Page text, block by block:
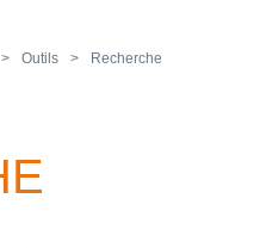
Outils Recherche